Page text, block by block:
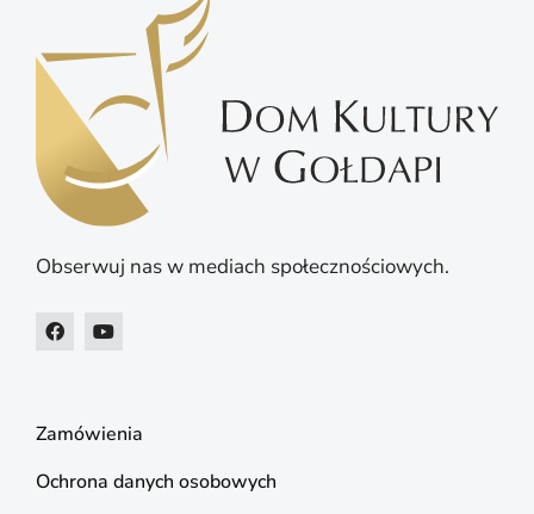
Obserwuj nas w mediach społecznościowych.
Zamówienia
Ochrona danych osobowych